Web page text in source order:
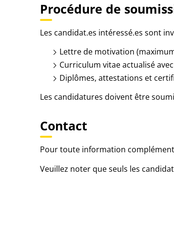
Procédure de
Les candidat.es intéressé.es sont
Lettre de motivation
Curriculum vitae actualisé
Diplômes, attestations et
Les candidatures doivent être
Contact
Pour toute information
Veuillez noter que seuls les